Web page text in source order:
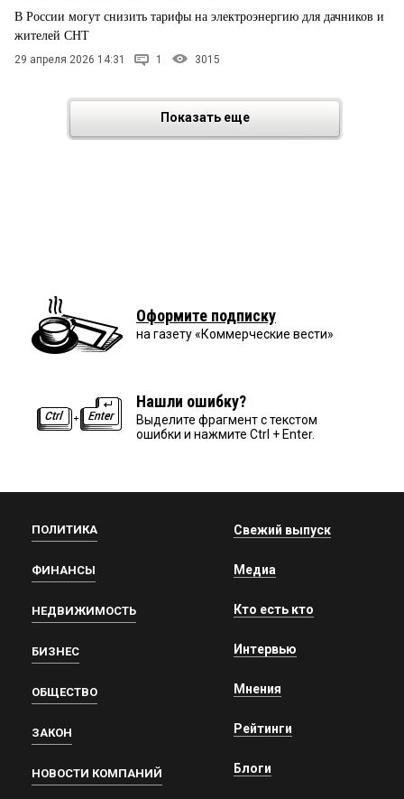
В России могут снизить тарифы на электроэнергию для дачников и
жителей СНТ
29 апреля 2026 14:31 1 3015
Показать еще
Оформите подписку
на газету «Коммерческие вести»
Нашли ошибку?
Выделите фрагмент с текстом
ошибки и нажмите Ctrl + Enter.
ПОЛИТИКА
ФИНАНСЫ
НЕДВИЖИМОСТЬ
БИЗНЕС
ОБЩЕСТВО
ЗАКОН
НОВОСТИ КОМПАНИЙ
Свежий выпуск
Медиа
Кто есть кто
Интервью
Мнения
Рейтинги
Блоги